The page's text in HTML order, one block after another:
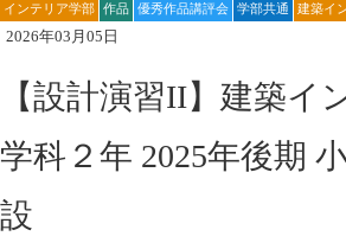
インテリア学部 作品 優秀作品講評会 学部共通 建築イ
2026年03月05日
【設計演習II】建築イ
学科２年 2025年後期
設